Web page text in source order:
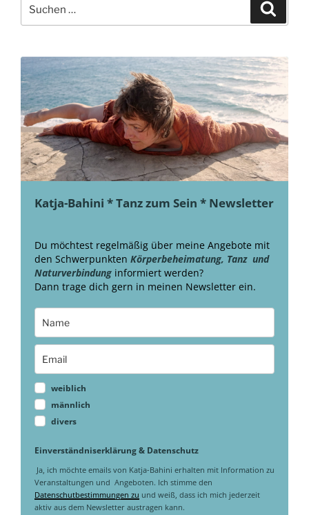
nach:
Katja-Bahini * Tanz zum Sein * Newsletter
Du möchtest regelmäßig über meine Angebote mit
den Schwerpunkten Körperbeheimatung, Tanz und
Naturverbindung informiert werden?
Dann trage dich gern in meinen Newsletter ein.
weiblich
männlich
divers
Einverständniserklärung & Datenschutz
Ja, ich möchte emails von Katja-Bahini erhalten mit Information zu
Veranstaltungen und Angeboten. Ich stimme den
Datenschutbestimmungen zu und weiß, dass ich mich jederzeit
aktiv aus dem Newsletter austragen kann.